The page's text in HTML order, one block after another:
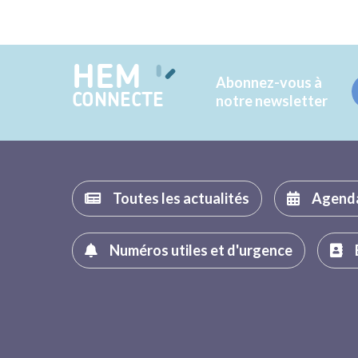
HEM
CONNECTE
Abonnez-vous à
notre newsletter
Toutes les actualités
Numéros utiles et d'urgence